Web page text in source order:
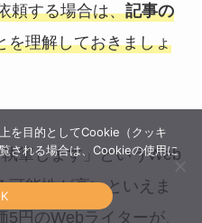
頼する場合は、記事の
を理解しておきましょ
筆します」というWeb
可能性が高いといえま
円のWebライターが、
を目的としてCookie（クッキ
される場合は、Cookieの使用に